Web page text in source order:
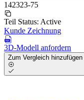
142323-75
Teil Status: Active
Kunde Zeichnung
3D-Modell anfordern
Zum Vergleich hinzufügen